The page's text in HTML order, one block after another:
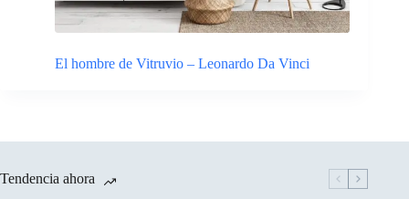
El hombre de Vitruvio – Leonardo Da Vinci
Tendencia ahora